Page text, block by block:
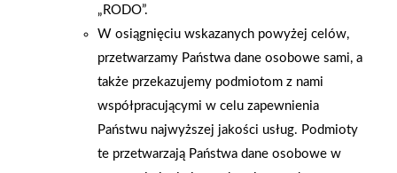
„RODO”.
W osiągnięciu wskazanych powyżej celów,
przetwarzamy Państwa dane osobowe sami, a
także przekazujemy podmiotom z nami
współpracującymi w celu zapewnienia
Państwu najwyższej jakości usług. Podmioty
te przetwarzają Państwa dane osobowe w